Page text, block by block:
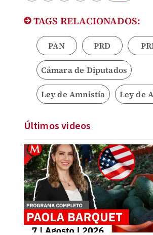
TAGS RELACIONADOS:
PAN PRD
Cámara de Diputados
Ley de Amnistía Ley de
Últimos videos